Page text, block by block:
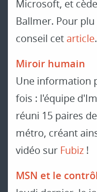
Microsoft, et
Ballmer. Pour
conseil cet article.
Miroir humain
Une information
fois : l'équipe
réuni 15 paires
métro, créant
vidéo sur Fubiz !
MSN et le